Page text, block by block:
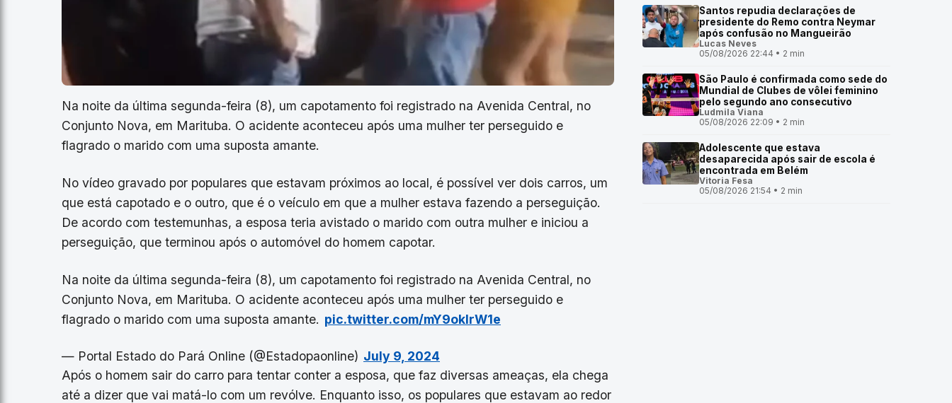
Na noite da última segunda-feira (8), um capotamento foi registrado na Avenida Central, no
Conjunto Nova, em Marituba. O acidente aconteceu após uma mulher ter perseguido e
flagrado o marido com uma suposta amante.
No vídeo gravado por populares que estavam próximos ao local, é possível ver dois carros, um
que está capotado e o outro, que é o veículo em que a mulher estava fazendo a perseguição.
De acordo com testemunhas, a esposa teria avistado o marido com outra mulher e iniciou a
perseguição, que terminou após o automóvel do homem capotar.
Na noite da última segunda-feira (8), um capotamento foi registrado na Avenida Central, no
Conjunto Nova, em Marituba. O acidente aconteceu após uma mulher ter perseguido e
flagrado o marido com uma suposta amante. pic.twitter.com/mY9okIrW1e
— Portal Estado do Pará Online (@Estadopaonline) July 9, 2024
Após o homem sair do carro para tentar conter a esposa, que faz diversas ameaças, ela chega
até a dizer que vai matá-lo com um revólve. Enquanto isso, os populares que estavam ao redor
Santos repudia declarações de
presidente do Remo contra Neymar
após confusão no Mangueirão
Lucas Neves
05/08/2026 22:44 • 2 min
São Paulo é confirmada como sede do
Mundial de Clubes de vôlei feminino
pelo segundo ano consecutivo
Ludmila Viana
05/08/2026 22:09 • 2 min
Adolescente que estava
desaparecida após sair de escola é
encontrada em Belém
Vitoria Fesa
05/08/2026 21:54 • 2 min